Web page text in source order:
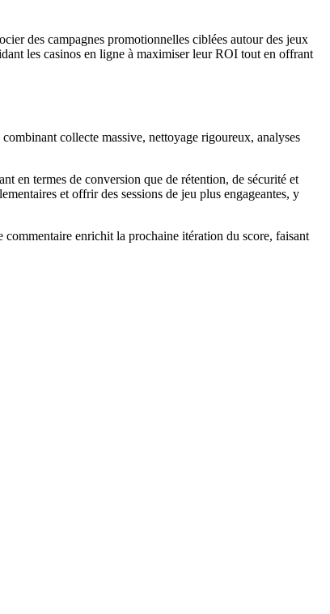
des campagnes promotionnelles ciblées autour des jeux
les casinos en ligne à maximiser leur ROI tout en offrant
collecte massive, nettoyage rigoureux, analyses
en termes de conversion que de rétention, de sécurité et
et offrir des sessions de jeu plus engageantes, y
commentaire enrichit la prochaine itération du score, faisant